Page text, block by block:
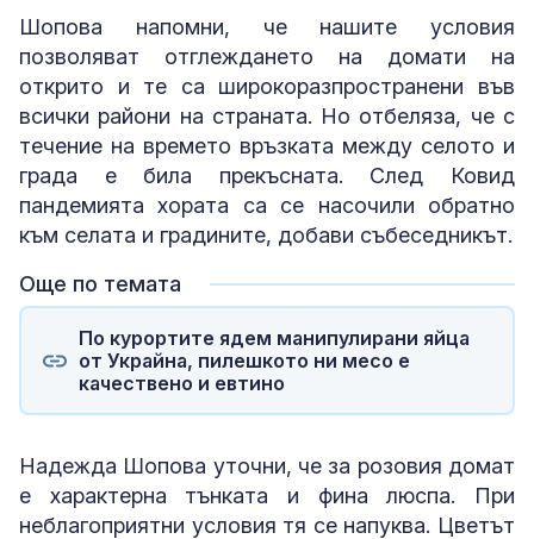
Шопова напомни, че нашите условия
позволяват отглеждането на домати на
открито и те са широкоразпространени във
всички райони на страната. Но отбеляза, че с
течение на времето връзката между селото и
града е била прекъсната. След Ковид
пандемията хората са се насочили обратно
към селата и градините, добави събеседникът.
Още по темата
По курортите ядем манипулирани яйца
от Украйна, пилешкото ни месо е
качествено и евтино
Надежда Шопова уточни, че за розовия домат
е характерна тънката и фина люспа. При
неблагоприятни условия тя се напуква. Цветът